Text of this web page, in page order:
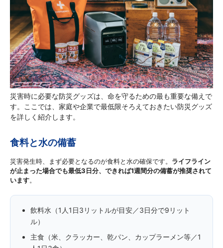
災害時に必要な防災グッズは、命を守るための最も重要な備えで
す。ここでは、家庭や企業で最低限そろえておきたい防災グッズ
を詳しく紹介します。
食料と水の備蓄
災害発生時、まず必要となるのが食料と水の確保です。 ライフライン
が止まった場合でも最低3日分、できれば1週間分の備蓄が推奨されて
います。
飲料水（1人1日3リットルが目安／3日分で9リット
ル）
主食（米、クラッカー、乾パン、カップラーメン等／1